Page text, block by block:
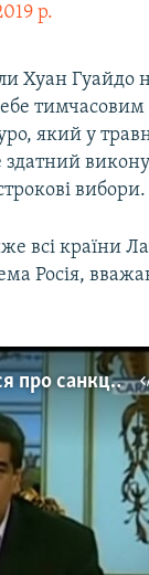
р.
Хуан Гуайдо
який у
вибори.
всі країни
Росія,
«Аморальні і злочинні» – Мадуро висловився про санкції США – відео
available